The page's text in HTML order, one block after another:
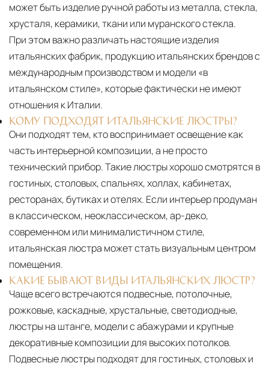
может быть изделие ручной работы из металла, стекла,
хрусталя, керамики, ткани или муранского стекла.
При этом важно различать настоящие изделия
итальянских фабрик, продукцию итальянских брендов с
международным производством и модели «в
итальянском стиле», которые фактически не имеют
отношения к Италии.
КОМУ ПОДХОДЯТ ИТАЛЬЯНСКИЕ ЛЮСТРЫ?
Они подходят тем, кто воспринимает освещение как
часть интерьерной композиции, а не просто
технический прибор. Такие люстры хорошо смотрятся в
гостиных, столовых, спальнях, холлах, кабинетах,
ресторанах, бутиках и отелях. Если интерьер продуман
в классическом, неоклассическом, ар-деко,
современном или минималистичном стиле,
итальянская люстра может стать визуальным центром
помещения.
КАКИЕ БЫВАЮТ ВИДЫ ИТАЛЬЯНСКИХ ЛЮСТР?
Чаще всего встречаются подвесные, потолочные,
рожковые, каскадные, хрустальные, светодиодные,
люстры на штанге, модели с абажурами и крупные
декоративные композиции для высоких потолков.
Подвесные люстры подходят для гостиных, столовых и